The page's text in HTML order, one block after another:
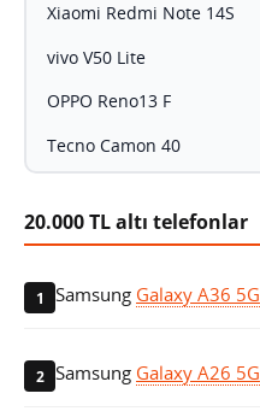
Xiaomi Redmi Note 14S
vivo V50 Lite
OPPO Reno13 F
Tecno Camon 40
20.000 TL altı telefonlar
1 Samsung Galaxy A36 5G
2 Samsung Galaxy A26 5G